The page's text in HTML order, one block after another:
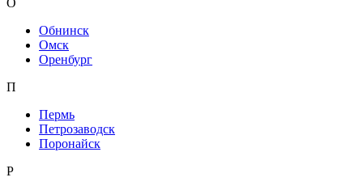
Обнинск
Омск
Оренбург
П
Пермь
Петрозаводск
Поронайск
Р